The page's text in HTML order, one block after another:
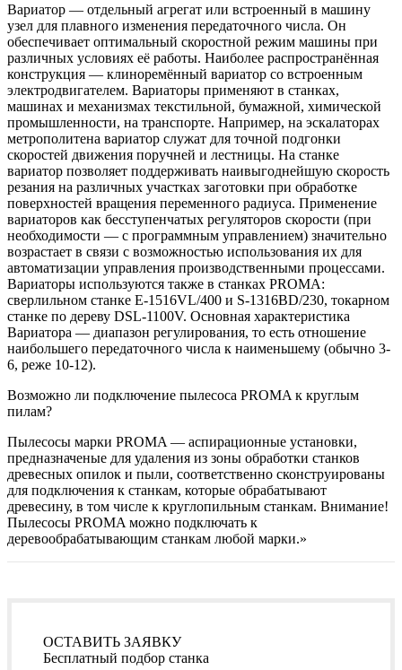
Вариатор — отдельный агрегат или встроенный в машину
узел для плавного изменения передаточного числа. Он
обеспечивает оптимальный скоростной режим машины при
различных условиях её работы. Наиболее распространённая
конструкция — клиноремённый вариатор со встроенным
электродвигателем. Вариаторы применяют в станках,
машинах и механизмах текстильной, бумажной, химической
промышленности, на транспорте. Например, на эскалаторах
метрополитена вариатор служат для точной подгонки
скоростей движения поручней и лестницы. На станке
вариатор позволяет поддерживать наивыгоднейшую скорость
резания на различных участках заготовки при обработке
поверхностей вращения переменного радиуса. Применение
вариаторов как бесступенчатых регуляторов скорости (при
необходимости — с программным управлением) значительно
возрастает в связи с возможностью использования их для
автоматизации управления производственными процессами.
Вариаторы используются также в станках PROMA:
сверлильном станке Е-1516VL/400 и S-1316BD/230, токарном
станке по дереву DSL-1100V. Основная характеристика
Вариатора — диапазон регулирования, то есть отношение
наибольшего передаточного числа к наименьшему (обычно 3-
6, реже 10-12).
Возможно ли подключение пылесоса PROMA к круглым
пилам?
Пылесосы марки PROMA — аспирационные установки,
предназначеные для удаления из зоны обработки станков
древесных опилок и пыли, соответственно сконструированы
для подключения к станкам, которые обрабатывают
древесину, в том числе к круглопильным станкам. Внимание!
Пылесосы PROMA можно подключать к
деревообрабатывающим станкам любой марки.»
ОСТАВИТЬ ЗАЯВКУ
Бесплатный подбор станка